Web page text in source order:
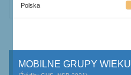
Polska
MOBILNE GRUPY WIEKU